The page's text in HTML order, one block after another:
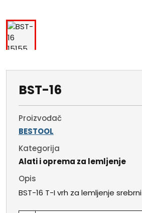
BST-16
Proizvođač
BESTOOL
Kategorija
Alati i oprema za lemljenje
Opis
BST-16 T-I vrh za lemljenje srebrni